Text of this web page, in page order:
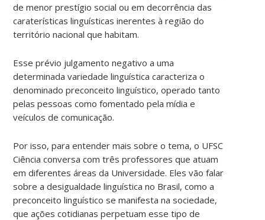
de menor prestígio social ou em decorrência das
caraterísticas linguísticas inerentes à região do
território nacional que habitam.
Esse prévio julgamento negativo a uma
determinada variedade linguística caracteriza o
denominado preconceito linguístico, operado tanto
pelas pessoas como fomentado pela mídia e
veículos de comunicação.
Por isso, para entender mais sobre o tema, o UFSC
Ciência conversa com três professores que atuam
em diferentes áreas da Universidade. Eles vão falar
sobre a desigualdade linguística no Brasil, como a
preconceito linguístico se manifesta na sociedade,
que ações cotidianas perpetuam esse tipo de